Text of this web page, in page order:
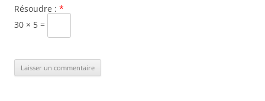
Résoudre : *
30 × 5 =